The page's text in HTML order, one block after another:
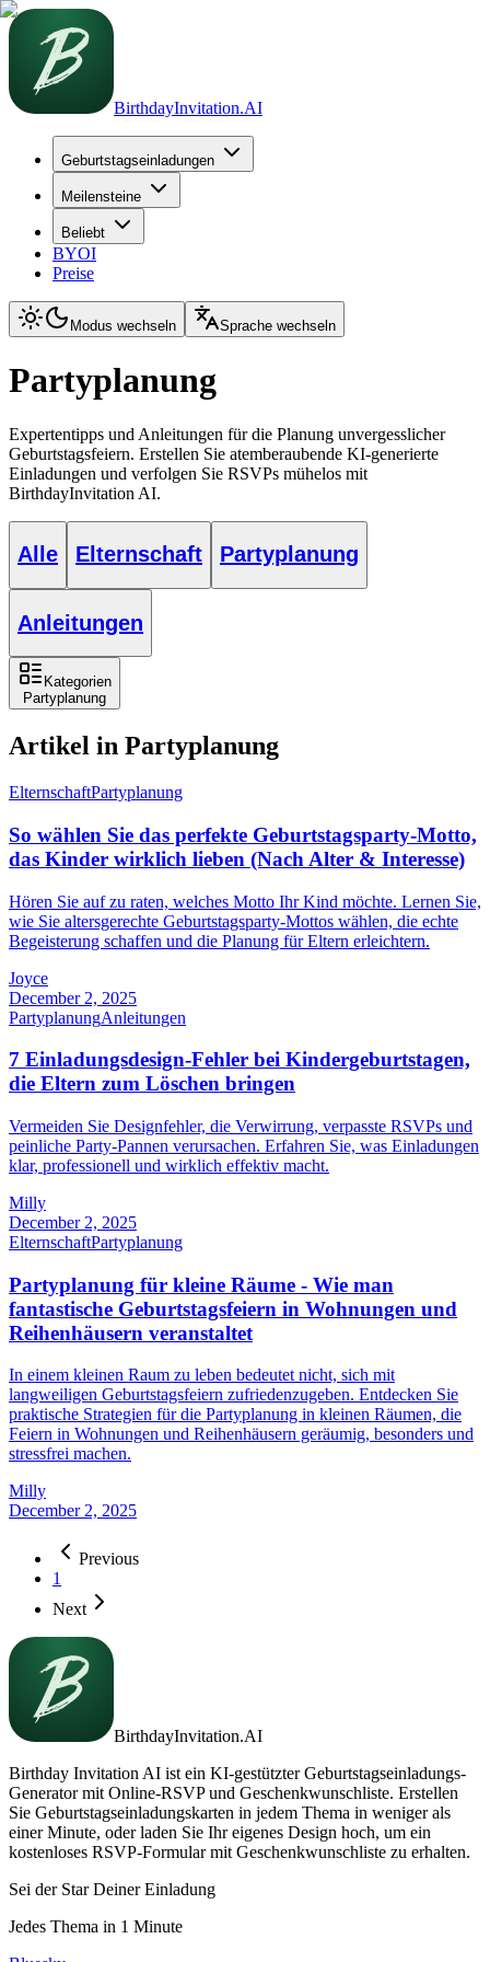
BirthdayInvitation.AI
Geburtstagseinladungen
Meilensteine
Beliebt
BYOI
Preise
Modus wechseln Sprache wechseln
Partyplanung
Expertentipps und Anleitungen für die Planung unvergesslicher
Geburtstagsfeiern. Erstellen Sie atemberaubende KI-generierte
Einladungen und verfolgen Sie RSVPs mühelos mit
BirthdayInvitation AI.
Alle Elternschaft Partyplanung
Anleitungen
Kategorien
Partyplanung
Artikel in Partyplanung
ElternschaftPartyplanung
So wählen Sie das perfekte Geburtstagsparty-Motto,
das Kinder wirklich lieben (Nach Alter & Interesse)
Hören Sie auf zu raten, welches Motto Ihr Kind möchte. Lernen Sie,
wie Sie altersgerechte Geburtstagsparty-Mottos wählen, die echte
Begeisterung schaffen und die Planung für Eltern erleichtern.
Joyce
December 2, 2025
PartyplanungAnleitungen
7 Einladungsdesign-Fehler bei Kindergeburtstagen,
die Eltern zum Löschen bringen
Vermeiden Sie Designfehler, die Verwirrung, verpasste RSVPs und
peinliche Party-Pannen verursachen. Erfahren Sie, was Einladungen
klar, professionell und wirklich effektiv macht.
Milly
December 2, 2025
ElternschaftPartyplanung
Partyplanung für kleine Räume - Wie man
fantastische Geburtstagsfeiern in Wohnungen und
Reihenhäusern veranstaltet
In einem kleinen Raum zu leben bedeutet nicht, sich mit
langweiligen Geburtstagsfeiern zufriedenzugeben. Entdecken Sie
praktische Strategien für die Partyplanung in kleinen Räumen, die
Feiern in Wohnungen und Reihenhäusern geräumig, besonders und
stressfrei machen.
Milly
December 2, 2025
Previous
1
Next
BirthdayInvitation.AI
Birthday Invitation AI ist ein KI-gestützter Geburtstagseinladungs-
Generator mit Online-RSVP und Geschenkwunschliste. Erstellen
Sie Geburtstagseinladungskarten in jedem Thema in weniger als
einer Minute, oder laden Sie Ihr eigenes Design hoch, um ein
kostenloses RSVP-Formular mit Geschenkwunschliste zu erhalten.
Sei der Star Deiner Einladung
Jedes Thema in 1 Minute